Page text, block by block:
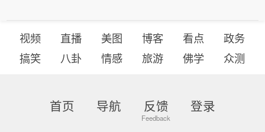
视频 直播 美图 博客 看点
政务
搞笑
八卦 情感 旅游 佛学 众测
首页 导航 反馈 登录